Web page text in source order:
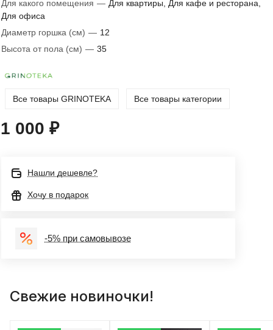
Для какого помещения — Для квартиры, Для кафе и ресторана,
Для офиса
Диаметр горшка (см) — 12
Высота от пола (см) — 35
Все товары GRINOTEKA Все товары категории
1 000 ₽
Нашли дешевле?
Хочу в подарок
-5% при самовывозе
Свежие новиночки!